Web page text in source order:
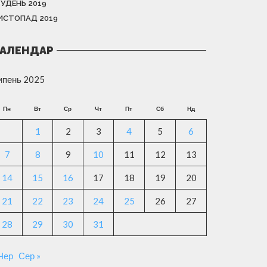
2019
2019
2025
Пн Вт Ср Чт Пт Сб Нд
1 2 3 4 5 6
7 8 9 10 11 12 13
14 15 16 17 18 19 20
21 22 23 24 25 26 27
28 29 30 31
Сер »